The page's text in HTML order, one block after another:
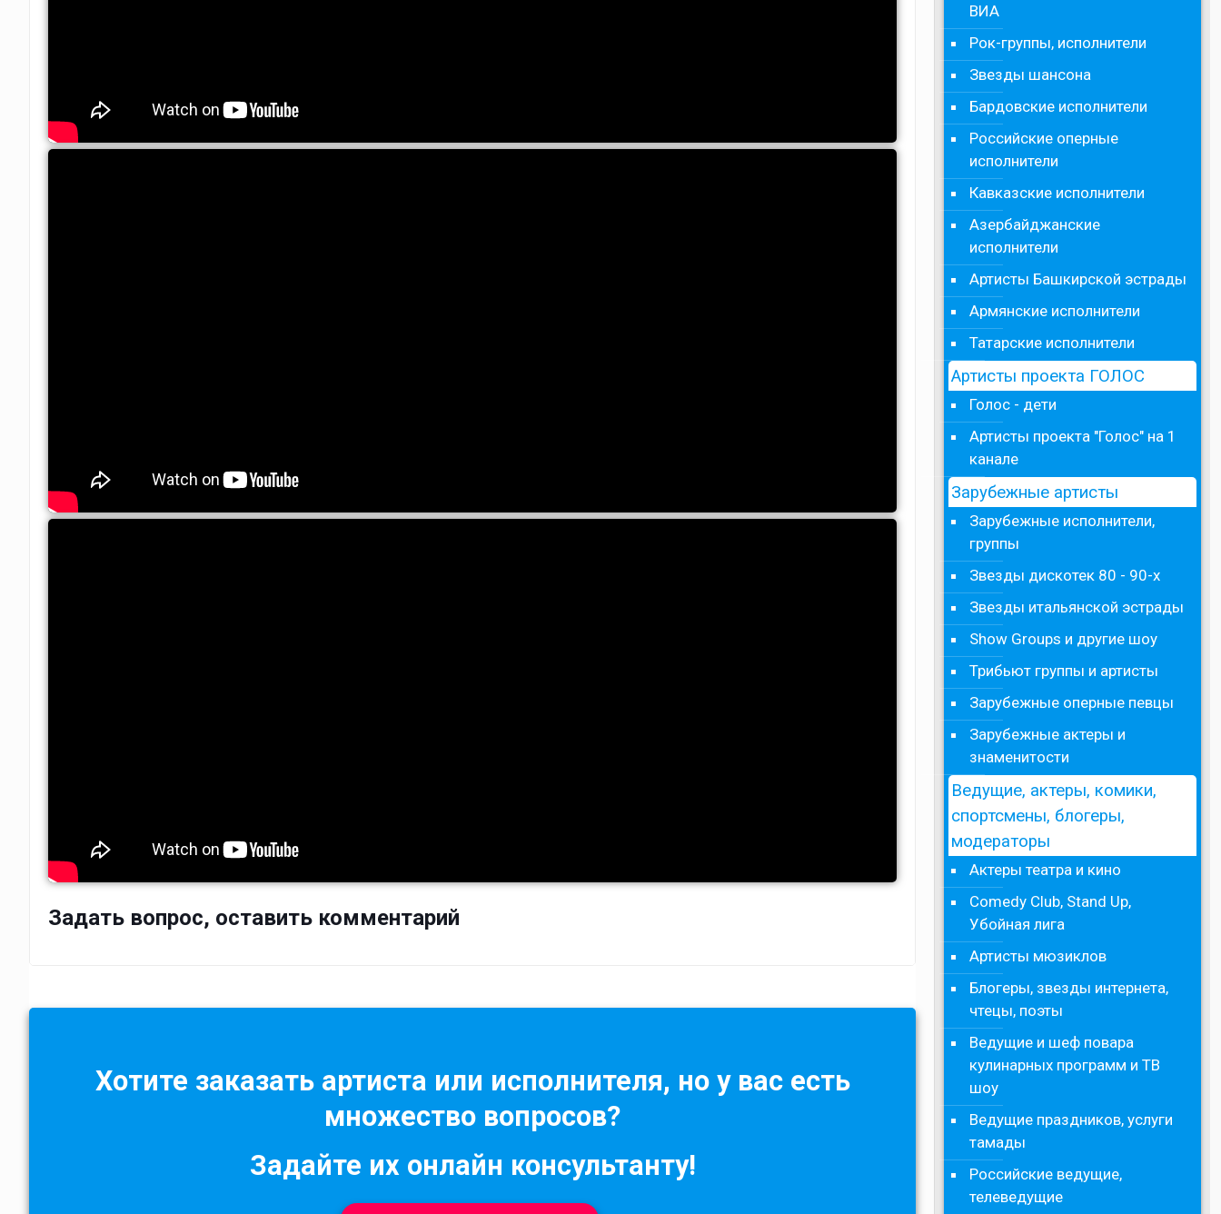
Задать вопрос, оставить комментарий
Хотите заказать артиста или исполнителя, но у вас есть
множество вопросов?
Задайте их онлайн консультанту!
ВИА
Рок-группы, исполнители
Звезды шансона
Бардовские исполнители
Российские оперные
исполнители
Кавказские исполнители
Азербайджанские
исполнители
Артисты Башкирской эстрады
Армянские исполнители
Татарские исполнители
Артисты проекта ГОЛОС
Голос - дети
Артисты проекта "Голос" на 1
канале
Зарубежные артисты
Зарубежные исполнители,
группы
Звезды дискотек 80 - 90-х
Звезды итальянской эстрады
Show Groups и другие шоу
Трибьют группы и артисты
Зарубежные оперные певцы
Зарубежные актеры и
знаменитости
Ведущие, актеры, комики,
спортсмены, блогеры,
модераторы
Актеры театра и кино
Comedy Club, Stand Up,
Убойная лига
Артисты мюзиклов
Блогеры, звезды интернета,
чтецы, поэты
Ведущие и шеф повара
кулинарных программ и ТВ
шоу
Ведущие праздников, услуги
тамады
Российские ведущие,
телеведущие